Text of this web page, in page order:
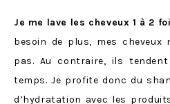
Je me lave les cheveux 1 à 2
besoin de plus, mes cheveux
pas. Au contraire, ils
temps. Je profite donc du
d’hydratation avec les